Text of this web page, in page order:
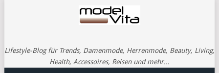
Lifestyle-Blog für Trends, Damenmode, Herrenmode, Beauty, Living,
Health, Accessoires, Reisen und mehr...